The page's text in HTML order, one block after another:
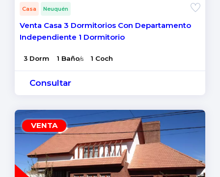
Casa Neuquén
Venta Casa 3 Dormitorios Con Departamento
Independiente 1 Dormitorio
3 Dorm 1 Baño/s 1 Coch
Consultar
VENTA